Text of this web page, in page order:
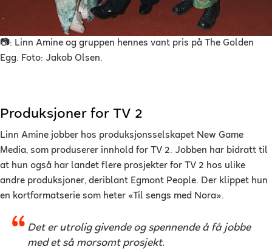
📷: Linn Amine og gruppen hennes vant pris på The Golden
Egg. Foto: Jakob Olsen.
Produksjoner for TV 2
Linn Amine jobber hos produksjonsselskapet New Game
Media, som produserer innhold for TV 2. Jobben har bidratt til
at hun også har landet flere prosjekter for TV 2 hos ulike
andre produksjoner, deriblant Egmont People. Der klippet hun
en kortformatserie som heter «Til sengs med Nora».
Det er utrolig givende og spennende å få jobbe
med et så morsomt prosjekt.